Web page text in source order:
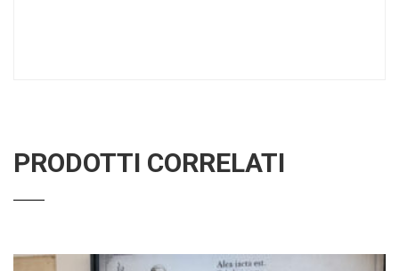
PRODOTTI CORRELATI